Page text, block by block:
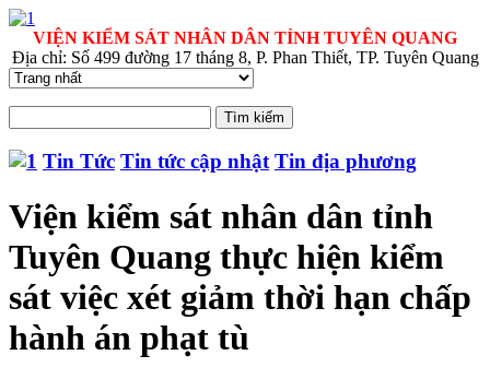
VIỆN KIỂM SÁT NHÂN DÂN TỈNH TUYÊN QUANG
Địa chỉ: Số 499 đường 17 tháng 8, P. Phan Thiết, TP. Tuyên Quang
Tin Tức Tin tức cập nhật Tin địa phương
Viện kiểm sát nhân dân tỉnh
Tuyên Quang thực hiện kiểm
sát việc xét giảm thời hạn chấp
hành án phạt tù